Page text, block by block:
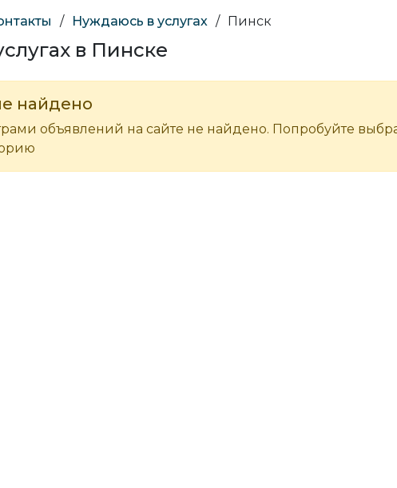
/ Нуждаюсь в услугах / Пинск
в Пинске
найдено
объявлений на сайте не найдено. Попробуйте